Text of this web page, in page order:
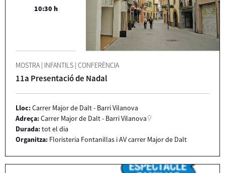
10:30 h
MOSTRA | INFANTILS | CONFERÈNCIA
11a Presentació de Nadal
Lloc:Carrer Major de Dalt - Barri Vilanova
Adreça:Carrer Major de Dalt - Barri Vilanova
Durada:tot el dia
Organitza: Floristeria Fontanillas i AV carrer Major de Dalt